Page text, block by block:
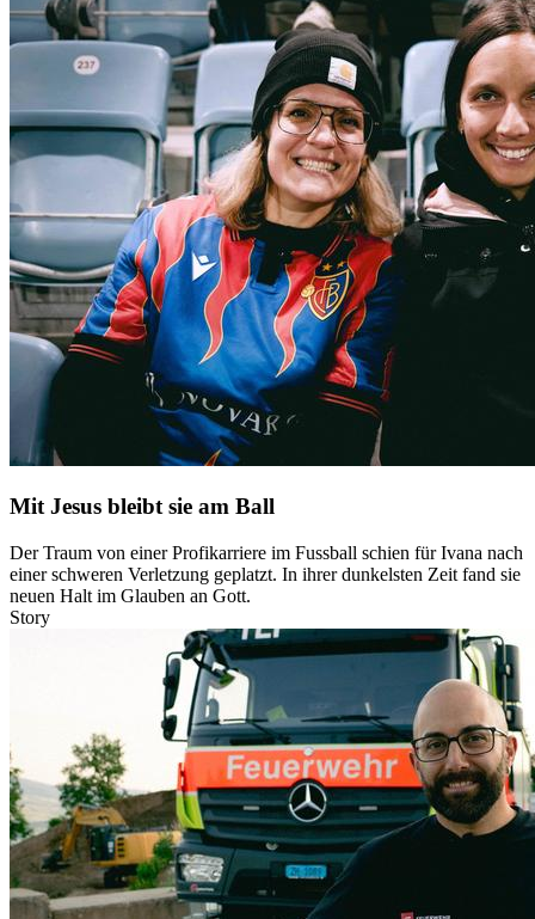
Mit Jesus bleibt sie am Ball
Der Traum von einer Profikarriere im Fussball schien für Ivana nach
einer schweren Verletzung geplatzt. In ihrer dunkelsten Zeit fand sie
neuen Halt im Glauben an Gott.
Story